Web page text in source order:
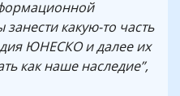
какую-то часть
ЮНЕСКО и далее их
как наше наследие”,